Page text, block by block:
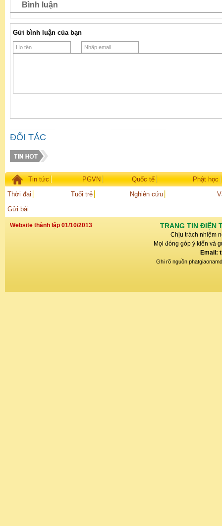
Bình luận
Gửi bình luận của bạn
ĐỐI TÁC
Tin tức PGVN Quốc tế
Phật học
Thời đại
Tuổi trẻ Nghiên cứu
Gửi bài
Website thành lập 01/10/2013 TRANG TIN ĐIỆN
Chịu trách nhiệm
Mọi đóng góp ý kiến và
Email:
Ghi rõ nguồn